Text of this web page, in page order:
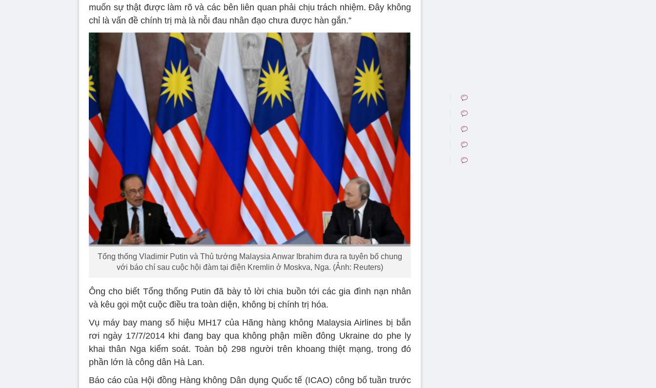
muốn sự thật được làm rõ và các bên liên quan phải chịu trách nhiệm. Đây không
chỉ là vấn đề chính trị mà là nỗi đau nhân đạo chưa được hàn gắn.”
Tổng thống Vladimir Putin và Thủ tướng Malaysia Anwar Ibrahim đưa ra tuyên bố chung
với báo chí sau cuộc hội đàm tại điện Kremlin ở Moskva, Nga. (Ảnh: Reuters)
Ông cho biết Tổng thống Putin đã bày tỏ lời chia buồn tới các gia đình nạn nhân
và kêu gọi một cuộc điều tra toàn diện, không bị chính trị hóa.
Vụ máy bay mang số hiệu MH17 của Hãng hàng không Malaysia Airlines bị bắn
rơi ngày 17/7/2014 khi đang bay qua không phận miền đông Ukraine do phe ly
khai thân Nga kiểm soát. Toàn bộ 298 người trên khoang thiệt mạng, trong đó
phần lớn là công dân Hà Lan.
Báo cáo của Hội đồng Hàng không Dân dụng Quốc tế (ICAO) công bố tuần trước